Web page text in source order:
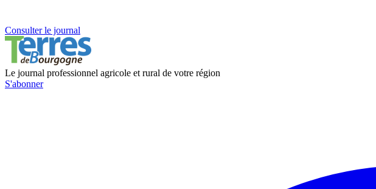
Consulter le journal
Le journal professionnel agricole et rural de votre région
S'abonner